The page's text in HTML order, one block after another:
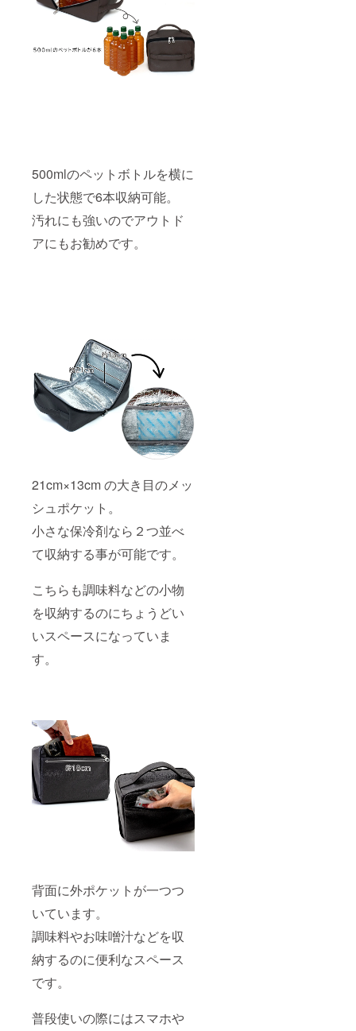
500mlのペットボトルを横に
した状態で6本収納可能。
汚れにも強いのでアウトド
アにもお勧めです。
21cm×13cm の大き目のメッ
シュポケット。
小さな保冷剤なら２つ並べ
て収納する事が可能です。
こちらも調味料などの小物
を収納するのにちょうどい
いスペースになっていま
す。
背面に外ポケットが一つつ
いています。
調味料やお味噌汁などを収
納するのに便利なスペース
です。
普段使いの際にはスマホや